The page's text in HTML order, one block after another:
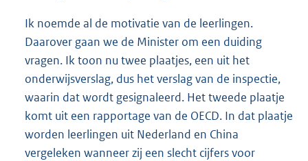
Ik noemde al de motivatie van de leerlingen.
Daarover gaan we de Minister om een duiding
vragen. Ik toon nu twee plaatjes, een uit het
onderwijsverslag, dus het verslag van de inspectie,
waarin dat wordt gesignaleerd. Het tweede plaatje
komt uit een rapportage van de OECD. In dat plaatje
worden leerlingen uit Nederland en China
vergeleken wanneer zij een slecht cijfers voor